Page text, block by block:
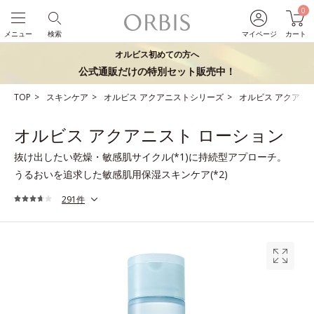
マイページ
0
カート
検索
メニュー
オルビス初めての方へ
公式通販だけの特別セット販売中！
TOP スキンケア オルビス アクアニストシリーズ オルビス アクアニ
オルビス アクアニスト ローション
抜け出したい乾燥・敏感肌サイクル(*1)に持続型アプローチ。
うるおいを追求した敏感肌用保湿スキンケア(*2)
291件